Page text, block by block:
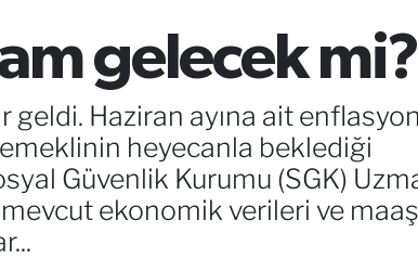
gelecek mi?
geldi. Haziran ayına ait enflasyon
heyecanla beklediği
Güvenlik Kurumu (SGK)
ekonomik verileri ve maaş